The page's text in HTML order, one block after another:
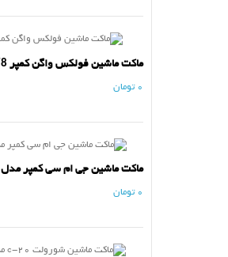
ماکت ماشین فولکس واگن کمپر 1978
0 تومان
ماکت ماشین جی ام سی کمپر مدل 1986
0 تومان